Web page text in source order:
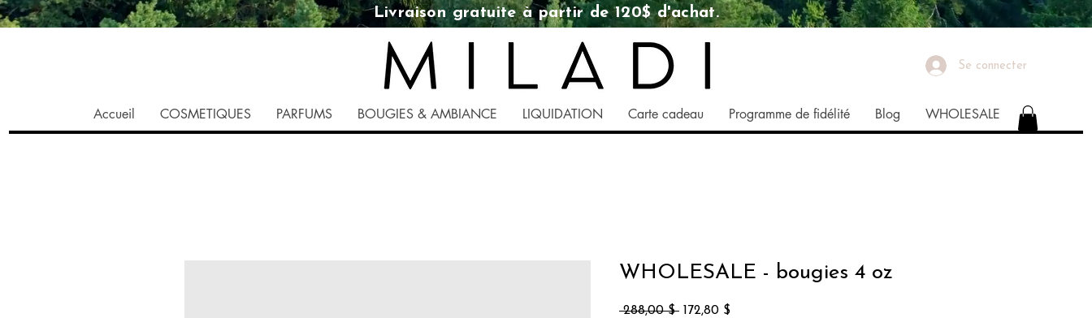
Livraison gratuite à partir de 120$ d'achat.
Se connecter
Accueil COSMETIQUES PARFUMS BOUGIES & AMBIANCE LIQUIDATION Carte cadeau Programme de fidélité Blog WHOLESALE
WHOLESALE - bougies 4 oz
288,00 $ Prix
172,80 $Prix